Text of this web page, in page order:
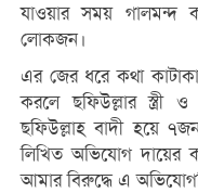
যাওয়ার সময় গালমন্দ
লোকজন।
এর জের ধরে কথা
করলে ছফিউল্লার
ছফিউল্লাহ বাদী হয়ে
লিখিত অভিযোগ দায়ের
আমার বিরুদ্ধে এ